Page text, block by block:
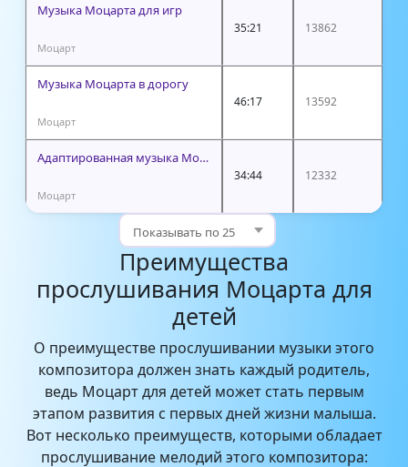
Музыка Моцарта для игр
Моцарт
35:21 13862
Музыка Моцарта в дорогу
Моцарт
46:17 13592
Адаптированная музыка Моцарта
Моцарт
34:44 12332
Преимущества
прослушивания Моцарта для
детей
О преимуществе прослушивании музыки этого
композитора должен знать каждый родитель,
ведь Моцарт для детей может стать первым
этапом развития с первых дней жизни малыша.
Вот несколько преимуществ, которыми обладает
прослушивание мелодий этого композитора: